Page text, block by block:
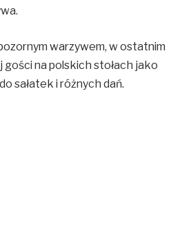
warzywem, w ostatnim
gości na polskich stołach jako
sałatek i różnych dań.